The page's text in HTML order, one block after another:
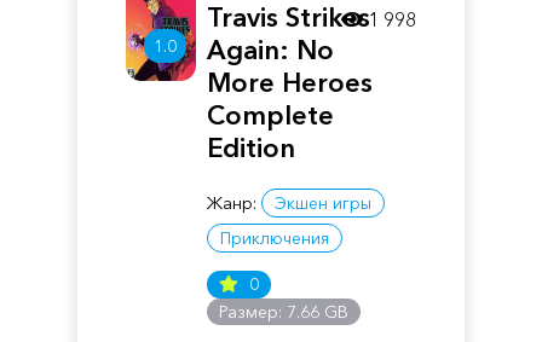
1.0
Travis Strikes
Again: No
More Heroes
Complete
Edition
Жанр:
Экшен игры
Приключения
0
Размер: 7.66 GB
1 998